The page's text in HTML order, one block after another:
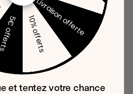
Livraison offerte
10% offerts
et tentez votre chance